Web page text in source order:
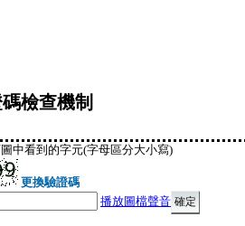
檢查機制
中看到的字元(字母區分大小寫)
更換驗證碼
播放圖檔聲音